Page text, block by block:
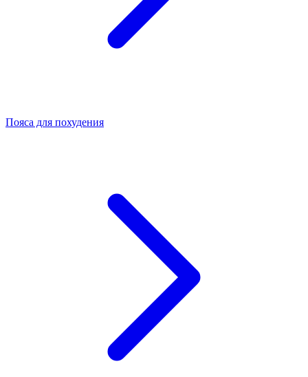
Пояса для похудения